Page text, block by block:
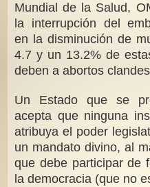
Mundial de la Salud,
la interrupción del
en la disminución de
4.7 y un 13.2% de
deben a abortos
Un Estado que se
acepta que ninguna
atribuya el poder
un mandato divino, al
que debe participar de
la democracia (que no